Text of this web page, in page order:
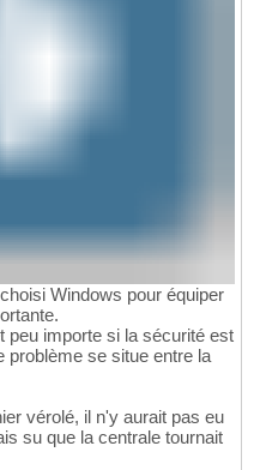
Windows pour équiper
peu importe si la sécurité est
problème se situe entre la
vérolé, il n'y aurait pas eu
su que la centrale tournait